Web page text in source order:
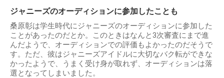
ジャニーズのオーディションに参加したことも
桑原彰は学生時代にジャニーズのオーディションに参加した
ことがあったのだとか。このときはなんと3次審査にまで進
んだようで、オーディションでの評価もよかったのだそうで
す。ただ、彼はジャニーズアイドルに大切なバク転ができな
かったようで、うまく受け身が取れず、オーディションは落
選となってしまいました。